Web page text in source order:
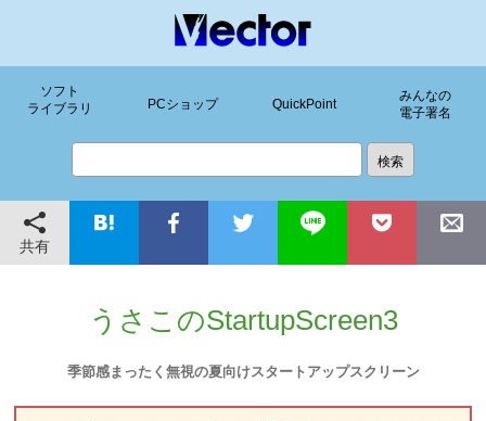
ソフト
ライブラリ
PCショップ QuickPoint
みんなの
電子署名
共有
うさこのStartupScreen3
季節感まったく無視の夏向けスタートアップスクリーン